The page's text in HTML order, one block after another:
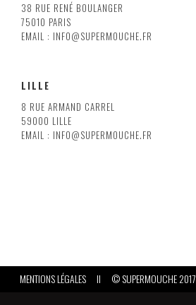
38 RUE RENÉ BOULANGER
75010 PARIS
EMAIL : INFO@SUPERMOUCHE.FR
LILLE
8 RUE ARMAND CARREL
59000 LILLE
EMAIL : INFO@SUPERMOUCHE.FR
MENTIONS LÉGALES II © SUPERMOUCHE 2017